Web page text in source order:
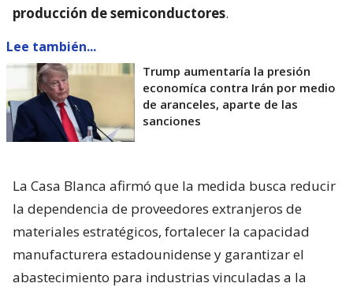
producción de semiconductores.
Lee también...
Trump aumentaría la presión
economíca contra Irán por medio
de aranceles, aparte de las
sanciones
La Casa Blanca afirmó que la medida busca reducir
la dependencia de proveedores extranjeros de
materiales estratégicos, fortalecer la capacidad
manufacturera estadounidense y garantizar el
abastecimiento para industrias vinculadas a la